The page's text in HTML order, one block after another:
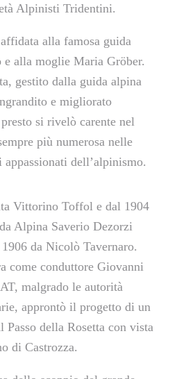
Alpinisti Tridentini.
alla famosa guida
alla moglie Maria Gröber.
gestito dalla guida alpina
e migliorato
si rivelò carente nel
più numerosa nelle
dell’alpinismo.
Vittorino Toffol e dal 1904
Alpina Saverio Dezorzi
da Nicolò Tavernaro.
come conduttore Giovanni
malgrado le autorità
approntò il progetto di un
della Rosetta con vista
di Castrozza.